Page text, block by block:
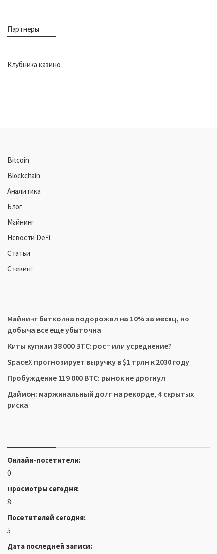
Партнеры
Клубника казино
Bitcoin
Blockchain
Аналитика
Блог
Майнинг
Новости DeFi
Статьи
Стекинг
Майнинг биткоина подорожал на 10% за месяц, но
добыча все еще убыточна
Киты купили 38 000 BTC: рост или усреднение?
SpaceX прогнозирует выручку в $1 трлн к 2030 году
Пробуждение 119 000 BTC: рынок не дрогнул
Даймон: маржинальный долг на рекорде, 4 скрытых
риска
Онлайн-посетители:
0
Просмотры сегодня:
8
Посетителей сегодня:
5
Дата последней записи: